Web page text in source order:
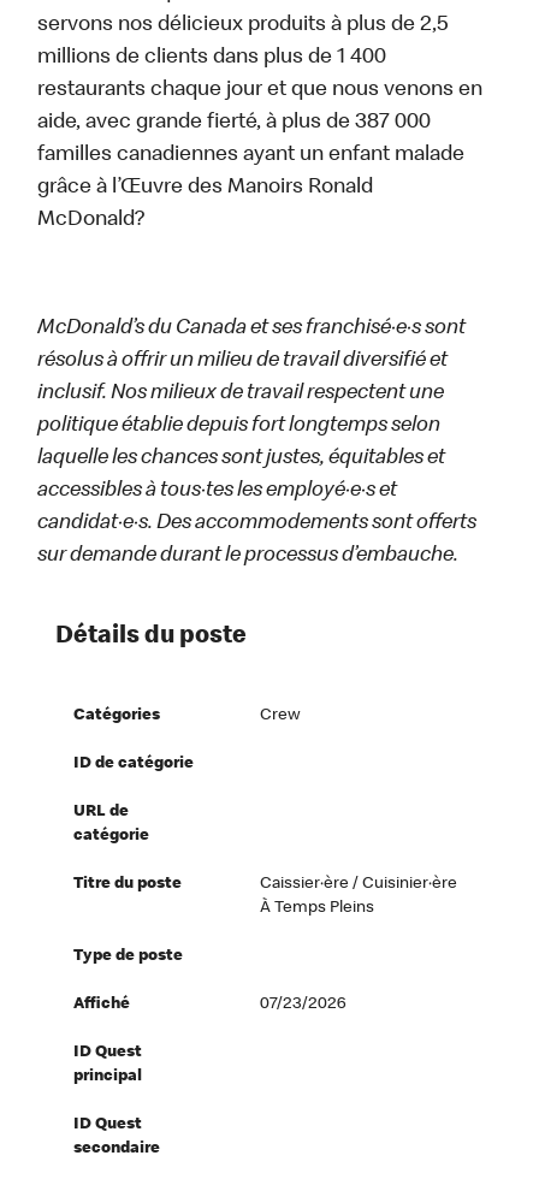
servons nos délicieux produits à plus de 2,5
millions de clients dans plus de 1 400
restaurants chaque jour et que nous venons en
aide, avec grande fierté, à plus de 387 000
familles canadiennes ayant un enfant malade
grâce à l’Œuvre des Manoirs Ronald
McDonald?
McDonald’s du Canada et ses franchisé·e·s sont
résolus à offrir un milieu de travail diversifié et
inclusif. Nos milieux de travail respectent une
politique établie depuis fort longtemps selon
laquelle les chances sont justes, équitables et
accessibles à tous·tes les employé·e·s et
candidat·e·s. Des accommodements sont offerts
sur demande durant le processus d’embauche.
Détails du poste
Catégories Crew
ID de catégorie
URL de
catégorie
Titre du poste
Caissier·ère / Cuisinier·ère
À Temps Pleins
Type de poste
Affiché 07/23/2026
ID Quest
principal
ID Quest
secondaire